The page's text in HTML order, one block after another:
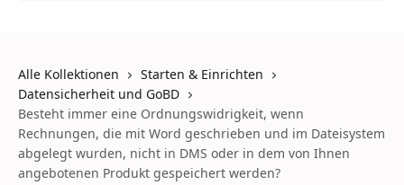
Alle Kollektionen
Starten & Einrichten
Datensicherheit und GoBD
Besteht immer eine Ordnungswidrigkeit, wenn
Rechnungen, die mit Word geschrieben und im Dateisystem
abgelegt wurden, nicht in DMS oder in dem von Ihnen
angebotenen Produkt gespeichert werden?